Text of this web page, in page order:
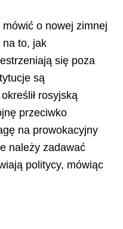
o nowej zimnej
na to, jak
się poza
są
rosyjską
przeciwko
na prowokacyjny
należy zadawać
politycy, mówiąc